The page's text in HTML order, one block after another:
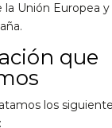
la Unión Europea
que
los